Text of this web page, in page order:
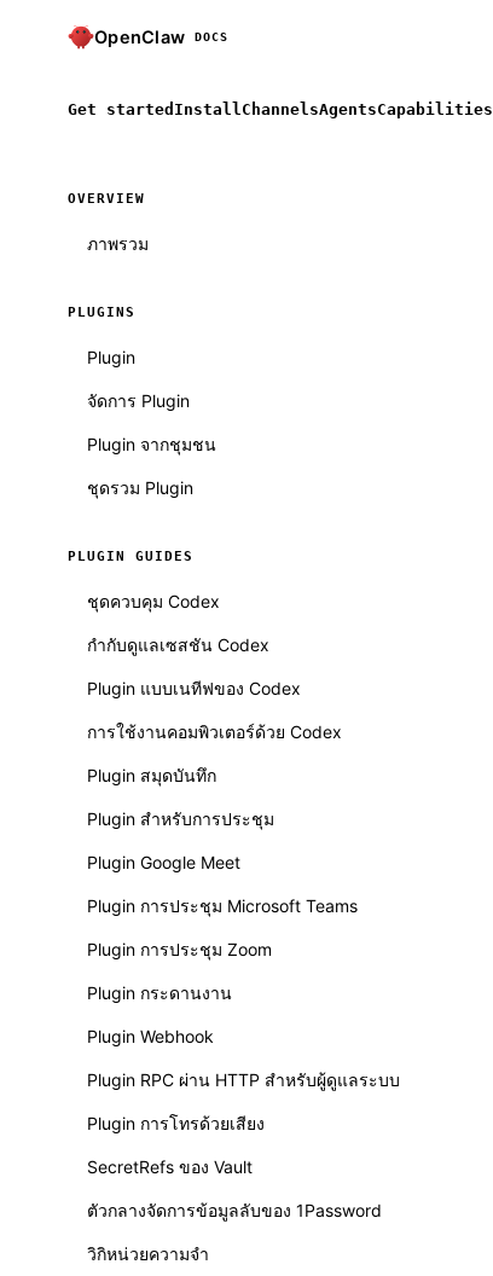
OpenClaw DOCS
Get started Install ChannelsAgentsCapabilities
OVERVIEW
ภาพรวม
PLUGINS
Plugin
จัดการ Plugin
Plugin จากชุมชน
ชุดรวม Plugin
PLUGIN GUIDES
ชุดควบคุม Codex
กำกับดูแลเซสชัน Codex
Plugin แบบเนทีฟของ Codex
การใช้งานคอมพิวเตอร์ด้วย Codex
Plugin สมุดบันทึก
Plugin สำหรับการประชุม
Plugin Google Meet
Plugin การประชุม Microsoft Teams
Plugin การประชุม Zoom
Plugin กระดานงาน
Plugin Webhook
Plugin RPC ผ่าน HTTP สำหรับผู้ดูแลระบบ
Plugin การโทรด้วยเสียง
SecretRefs ของ Vault
ตัวกลางจัดการข้อมูลลับของ 1Password
วิกิหน่วยความจำ